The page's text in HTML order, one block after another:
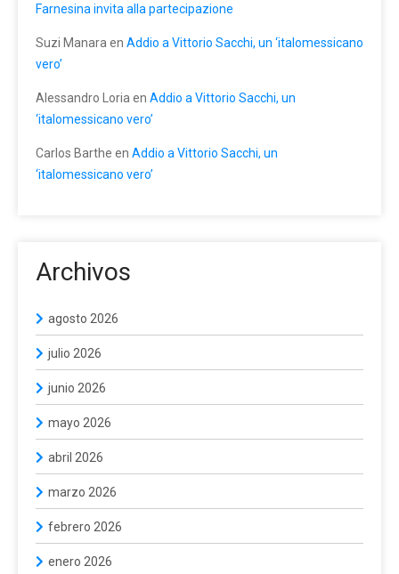
Farnesina invita alla partecipazione
Suzi Manara en Addio a Vittorio Sacchi, un ‘italomessicano
vero’
Alessandro Loria en Addio a Vittorio Sacchi, un
‘italomessicano vero’
Carlos Barthe en Addio a Vittorio Sacchi, un
‘italomessicano vero’
Archivos
agosto 2026
julio 2026
junio 2026
mayo 2026
abril 2026
marzo 2026
febrero 2026
enero 2026